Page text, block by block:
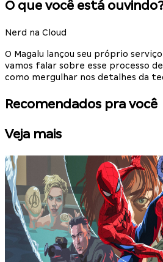
O que você está
Nerd na Cloud
O Magalu lançou seu próprio
vamos falar sobre esse processo
como mergulhar nos detalhes da
Recomendados pra você
Veja mais